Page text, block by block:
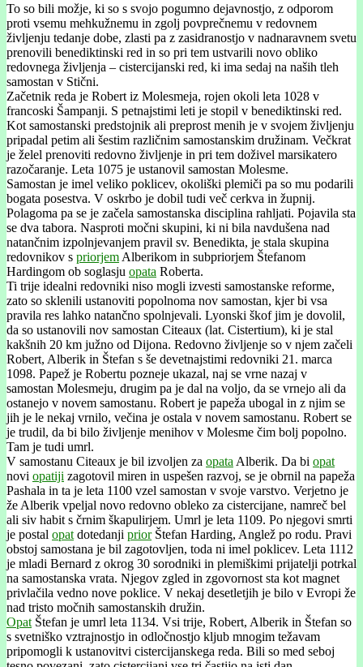
To so bili možje, ki so s svojo pogumno dejavnostjo, z odporom
proti vsemu mehkužnemu in zgolj povprečnemu v redovnem
življenju tedanje dobe, zlasti pa z zasidranostjo v nadnaravnem svetu
prenovili benediktinski red in so pri tem ustvarili novo obliko
redovnega življenja – cistercijanski red, ki ima sedaj na naših tleh
samostan v Stični.
Začetnik reda je Robert iz Molesmeja, rojen okoli leta 1028 v
francoski Šampanji. S petnajstimi leti je stopil v benediktinski red.
Kot samostanski predstojnik ali preprost menih je v svojem življenju
pripadal petim ali šestim različnim samostanskim družinam. Večkrat
je želel prenoviti redovno življenje in pri tem doživel marsikatero
razočaranje. Leta 1075 je ustanovil samostan Molesme.
Samostan je imel veliko poklicev, okoliški plemiči pa so mu podarili
bogata posestva. V oskrbo je dobil tudi več cerkva in župnij.
Polagoma pa se je začela samostanska disciplina rahljati. Pojavila sta
se dva tabora. Nasproti močni skupini, ki ni bila navdušena nad
natančnim izpolnjevanjem pravil sv. Benedikta, je stala skupina
redovnikov s priorjem Alberikom in subpriorjem Štefanom
Hardingom ob soglasju opata Roberta.
Ti trije idealni redovniki niso mogli izvesti samostanske reforme,
zato so sklenili ustanoviti popolnoma nov samostan, kjer bi vsa
pravila res lahko natančno spolnjevali. Lyonski škof jim je dovolil,
da so ustanovili nov samostan Citeaux (lat. Cistertium), ki je stal
kakšnih 20 km južno od Dijona. Redovno življenje so v njem začeli
Robert, Alberik in Štefan s še devetnajstimi redovniki 21. marca
1098. Papež je Robertu pozneje ukazal, naj se vrne nazaj v
samostan Molesmeju, drugim pa je dal na voljo, da se vrnejo ali da
ostanejo v novem samostanu. Robert je papeža ubogal in z njim se
jih je le nekaj vrnilo, večina je ostala v novem samostanu. Robert se
je trudil, da bi bilo življenje menihov v Molesme čim bolj popolno.
Tam je tudi umrl.
V samostanu Citeaux je bil izvoljen za opata Alberik. Da bi opat
novi opatiji zagotovil miren in uspešen razvoj, se je obrnil na papeža
Pashala in ta je leta 1100 vzel samostan v svoje varstvo. Verjetno je
že Alberik vpeljal novo redovno obleko za cistercijane, namreč bel
ali siv habit s črnim škapulirjem. Umrl je leta 1109. Po njegovi smrti
je postal opat dotedanji priorŠtefan Harding, Anglež po rodu. Pravi
obstoj samostana je bil zagotovljen, toda ni imel poklicev. Leta 1112
je mladi Bernard z okrog 30 sorodniki in plemiškimi prijatelji potrkal
na samostanska vrata. Njegov zgled in zgovornost sta kot magnet
privlačila vedno nove poklice. V nekaj desetletjih je bilo v Evropi že
nad tristo močnih samostanskih družin.
Opat Štefan je umrl leta 1134. Vsi trije, Robert, Alberik in Štefan so
s svetniško vztrajnostjo in odločnostjo kljub mnogim težavam
pripomogli k ustanovitvi cistercijanskega reda. Bili so med seboj